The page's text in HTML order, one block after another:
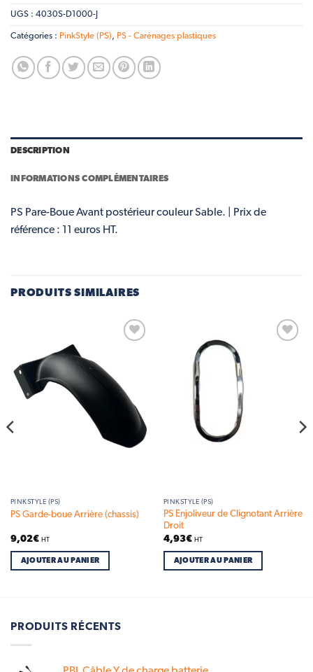
UGS : 4030S-D1000-J
Catégories : PinkStyle (PS), PS - Carénages plastiques
DESCRIPTION
INFORMATIONS COMPLÉMENTAIRES
PS Pare-Boue Avant postérieur couleur Sable. | Prix de
référence : 11 euros HT.
PRODUITS SIMILAIRES
PINKSTYLE (PS)
PS Garde-boue Arrière (chassis)
9,02€ HT
AJOUTER AU PANIER
PINKSTYLE (PS)
PS Enjoliveur de Clignotant Arrière
Droit
4,93€ HT
AJOUTER AU PANIER
PRODUITS RÉCENTS